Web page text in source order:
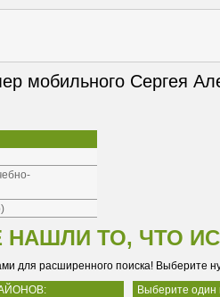
мобильного Сергея
НАШЛИ ТО, ЧТО
для расширенного поиска! Выберите
Выберите